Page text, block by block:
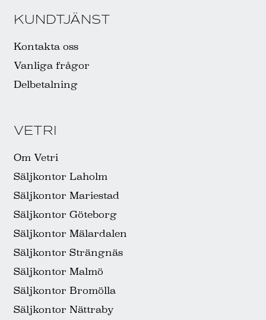
KUNDTJÄNST
Kontakta oss
Vanliga frågor
Delbetalning
VETRI
Om Vetri
Säljkontor Laholm
Säljkontor Mariestad
Säljkontor Göteborg
Säljkontor Mälardalen
Säljkontor Strängnäs
Säljkontor Malmö
Säljkontor Bromölla
Säljkontor Nättraby